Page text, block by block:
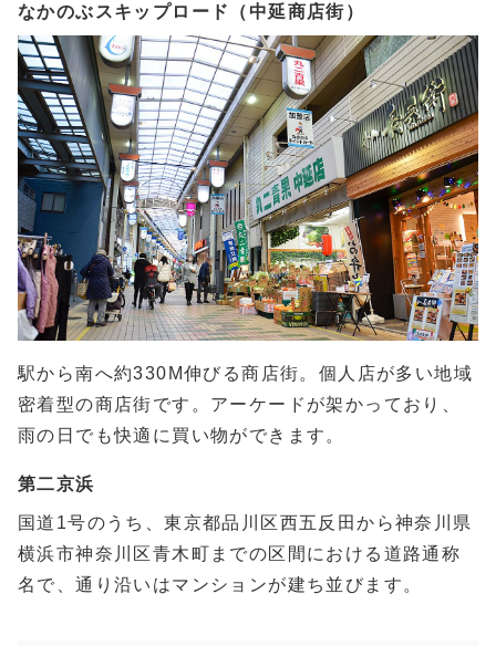
なかのぶスキップロード（中延商店街）
駅から南へ約330M伸びる商店街。個人店が多い地域
密着型の商店街です。アーケードが架かっており、
雨の日でも快適に買い物ができます。
第二京浜
国道1号のうち、東京都品川区西五反田から神奈川県
横浜市神奈川区青木町までの区間における道路通称
名で、通り沿いはマンションが建ち並びます。